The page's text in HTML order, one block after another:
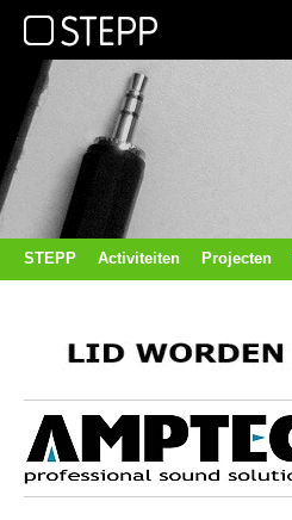
STEPP Activiteiten Projecten